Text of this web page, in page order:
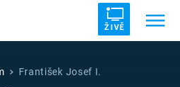
ŽIVĚ
DRUHÁ SVĚTOVÁ VÁLKA
František Josef I.